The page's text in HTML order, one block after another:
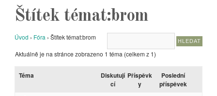
Štítek témat:brom
Úvod › Fóra › Štítek témat:brom
Aktuálně je na stránce zobrazeno 1 téma (celkem z 1)
Téma
Diskutují
cí
Příspěvk
y
Poslední
příspěvek